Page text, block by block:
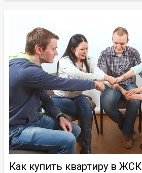
Как купить квартиру в ЖСК